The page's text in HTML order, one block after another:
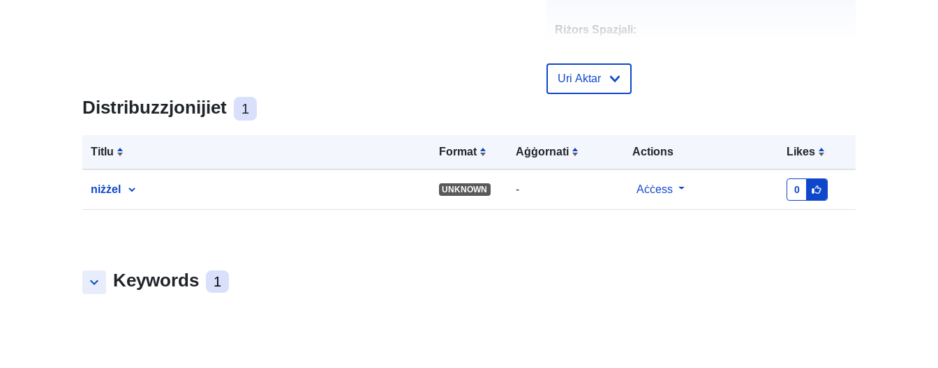
Distribuzzjonijiet 1
Titlu Format Aġġornati Actions Likes
niżżel UNKNOWN - Aċċess 0
keyboard_arrow_down Keywords 1
Riżors Spazjali:
Identifikaturi:
uriRef:
http://data.europa.eu/88u/dataset/fr-
4eb4-a0ea-64f3b1fa05c4
Tip:
Riżorsa:
Uri Aktar